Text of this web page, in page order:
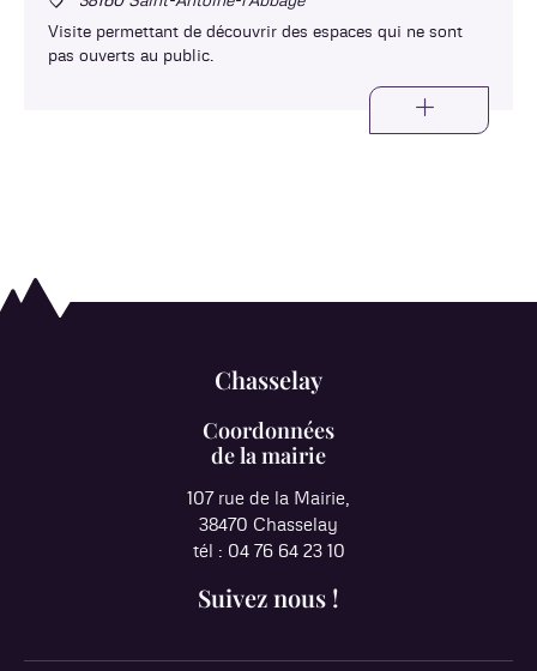
Visite permettant de découvrir des espaces qui ne sont
pas ouverts au public.
Chasselay
Coordonnées
de la mairie
107 rue de la Mairie,
38470 Chasselay
tél : 04 76 64 23 10
Suivez nous !